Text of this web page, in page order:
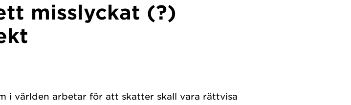
misslyckat (?)
i världen arbetar för att skatter skall vara rättvisa